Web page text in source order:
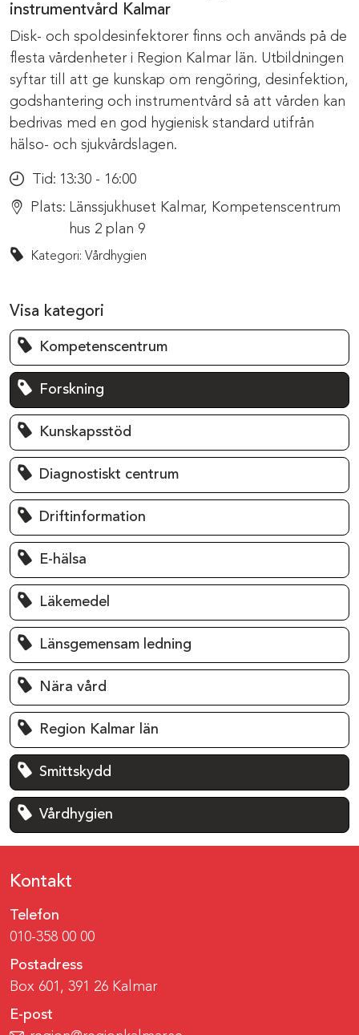
instrumentvård Kalmar
Disk- och spoldesinfektorer finns och används på de
flesta vårdenheter i Region Kalmar län. Utbildningen
syftar till att ge kunskap om rengöring, desinfektion,
godshantering och instrumentvård så att vården kan
bedrivas med en god hygienisk standard utifrån
hälso- och sjukvårdslagen.
Tid: 13:30 - 16:00
Plats: Länssjukhuset Kalmar, Kompetenscentrum
hus 2 plan 9
Kategori: Vårdhygien
Visa kategori
Kompetenscentrum
Forskning
Kunskapsstöd
Diagnostiskt centrum
Driftinformation
E-hälsa
Läkemedel
Länsgemensam ledning
Nära vård
Region Kalmar län
Smittskydd
Vårdhygien
Kontakt
Telefon
010-358 00 00
Postadress
Box 601, 391 26 Kalmar
E-post